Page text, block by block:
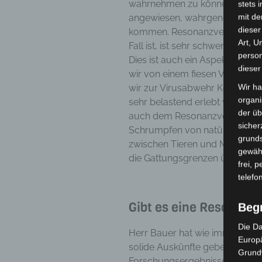
wahrnehmen zu können.
angewiesen, wahrgenommen
kommen. Resonanzverlust,
Fall ist, ist sehr
Dies ist auch ein Aspekt der
wir von einem fiesen Virus
wir zur Virusabwehr Kontakte
sehr belastend erlebt werden.
auch dem Resonanzverlust
Schrumpfen von natürlichen
zwischen Tieren und
die Gattungsgrenzen
Gibt es eine Resonanz
Herr Bauer hat wie immer
solide Auskünfte geben kann.
stets
mit
Art,
Wir
der
frei,
Die